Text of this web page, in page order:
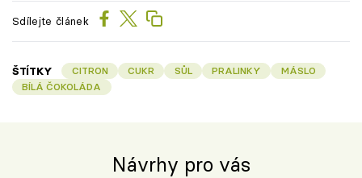
Sdílejte článek
ŠTÍTKY CITRON CUKR SŮL PRALINKY
MÁSLO
BÍLÁ ČOKOLÁDA
Návrhy pro vás